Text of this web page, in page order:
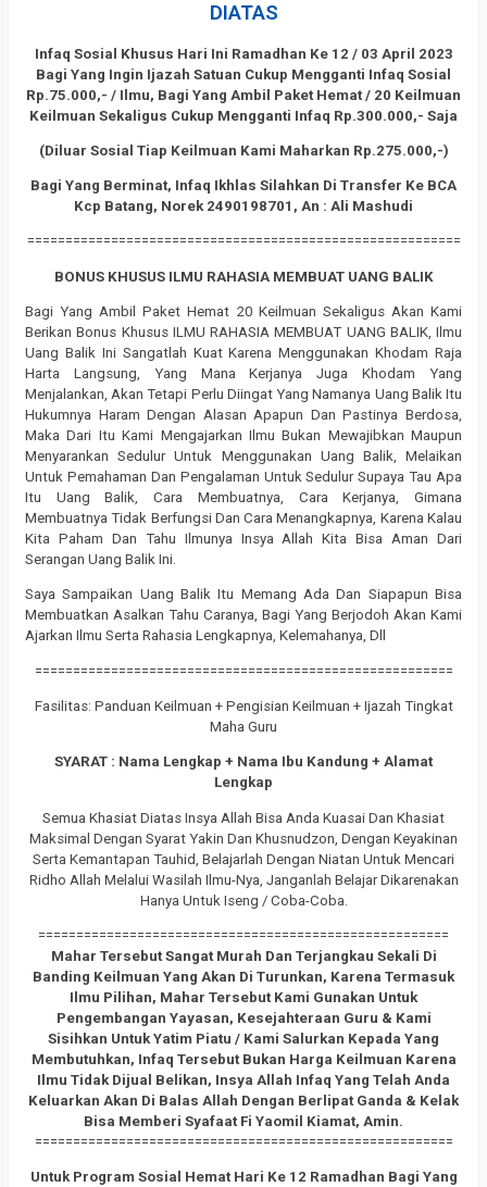
DIATAS
Infaq Sosial Khusus Hari Ini Ramadhan Ke 12 / 03 April 2023
Bagi Yang Ingin Ijazah Satuan Cukup Mengganti Infaq Sosial
Rp.75.000,- / Ilmu, Bagi Yang Ambil Paket Hemat / 20 Keilmuan
Keilmuan Sekaligus Cukup Mengganti Infaq Rp.300.000,- Saja
(Diluar Sosial Tiap Keilmuan Kami Maharkan Rp.275.000,-)
Bagi Yang Berminat, Infaq Ikhlas Silahkan Di Transfer Ke BCA
Kcp Batang, Norek 2490198701, An : Ali Mashudi
=========================================================
BONUS KHUSUS ILMU RAHASIA MEMBUAT UANG BALIK
Bagi Yang Ambil Paket Hemat 20 Keilmuan Sekaligus Akan Kami
Berikan Bonus Khusus ILMU RAHASIA MEMBUAT UANG BALIK, Ilmu
Uang Balik Ini Sangatlah Kuat Karena Menggunakan Khodam Raja
Harta Langsung, Yang Mana Kerjanya Juga Khodam Yang
Menjalankan, Akan Tetapi Perlu Diingat Yang Namanya Uang Balik Itu
Hukumnya Haram Dengan Alasan Apapun Dan Pastinya Berdosa,
Maka Dari Itu Kami Mengajarkan Ilmu Bukan Mewajibkan Maupun
Menyarankan Sedulur Untuk Menggunakan Uang Balik, Melaikan
Untuk Pemahaman Dan Pengalaman Untuk Sedulur Supaya Tau Apa
Itu Uang Balik, Cara Membuatnya, Cara Kerjanya, Gimana
Membuatnya Tidak Berfungsi Dan Cara Menangkapnya, Karena Kalau
Kita Paham Dan Tahu Ilmunya Insya Allah Kita Bisa Aman Dari
Serangan Uang Balik Ini.
Saya Sampaikan Uang Balik Itu Memang Ada Dan Siapapun Bisa
Membuatkan Asalkan Tahu Caranya, Bagi Yang Berjodoh Akan Kami
Ajarkan Ilmu Serta Rahasia Lengkapnya, Kelemahanya, Dll
=======================================================
Fasilitas: Panduan Keilmuan + Pengisian Keilmuan + Ijazah Tingkat
Maha Guru
SYARAT : Nama Lengkap + Nama Ibu Kandung + Alamat
Lengkap
Semua Khasiat Diatas Insya Allah Bisa Anda Kuasai Dan Khasiat
Maksimal Dengan Syarat Yakin Dan Khusnudzon, Dengan Keyakinan
Serta Kemantapan Tauhid, Belajarlah Dengan Niatan Untuk Mencari
Ridho Allah Melalui Wasilah Ilmu-Nya, Janganlah Belajar Dikarenakan
Hanya Untuk Iseng / Coba-Coba.
======================================================
Mahar Tersebut Sangat Murah Dan Terjangkau Sekali Di
Banding Keilmuan Yang Akan Di Turunkan, Karena Termasuk
Ilmu Pilihan, Mahar Tersebut Kami Gunakan Untuk
Pengembangan Yayasan, Kesejahteraan Guru & Kami
Sisihkan Untuk Yatim Piatu / Kami Salurkan Kepada Yang
Membutuhkan, Infaq Tersebut Bukan Harga Keilmuan Karena
Ilmu Tidak Dijual Belikan, Insya Allah Infaq Yang Telah Anda
Keluarkan Akan Di Balas Allah Dengan Berlipat Ganda & Kelak
Bisa Memberi Syafaat Fi Yaomil Kiamat, Amin.
=======================================================
Untuk Program Sosial Hemat Hari Ke 12 Ramadhan Bagi Yang